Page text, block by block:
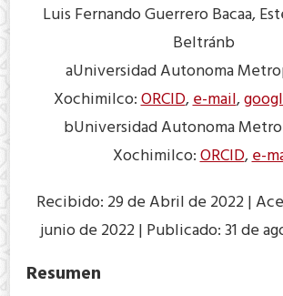
Luis Fernando Guerrero Bacaa,
Beltránb
aUniversidad Autonoma
Xochimilco:ORCID,e-mail,
bUniversidad Autonoma
Xochimilco:ORCID,e-
Recibido: 29 de Abril de 2022 |
junio de 2022 | Publicado: 31 de
Resumen